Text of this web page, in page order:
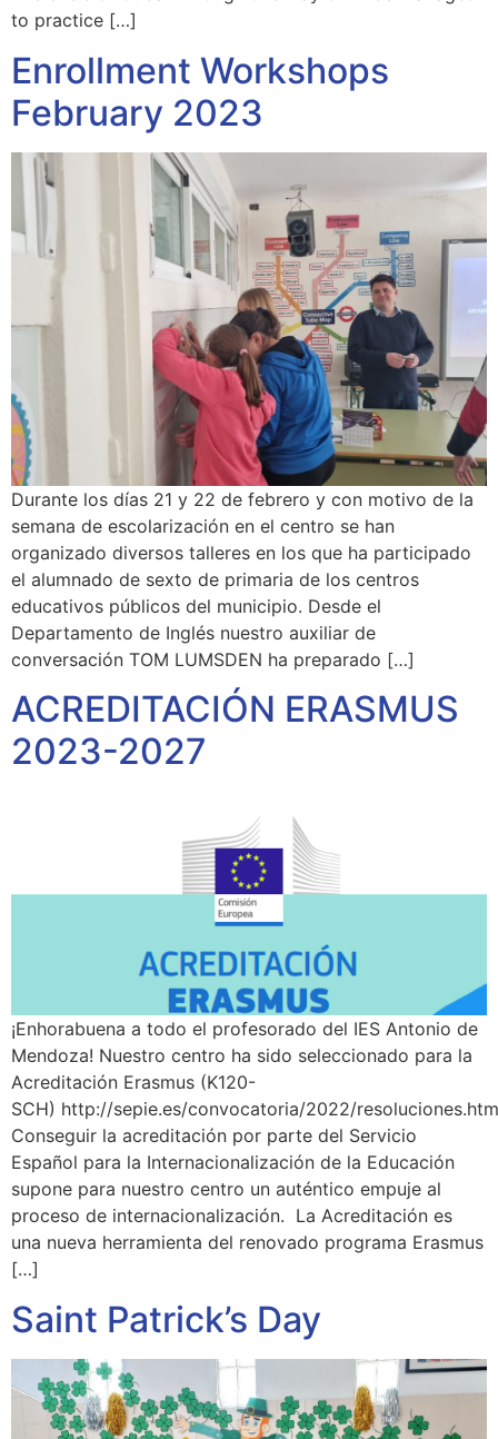
to practice […]
Enrollment Workshops
February 2023
Durante los días 21 y 22 de febrero y con motivo de la
semana de escolarización en el centro se han
organizado diversos talleres en los que ha participado
el alumnado de sexto de primaria de los centros
educativos públicos del municipio. Desde el
Departamento de Inglés nuestro auxiliar de
conversación TOM LUMSDEN ha preparado […]
ACREDITACIÓN ERASMUS
2023-2027
¡Enhorabuena a todo el profesorado del IES Antonio de
Mendoza! Nuestro centro ha sido seleccionado para la
Acreditación Erasmus (K120-
SCH) http://sepie.es/convocatoria/2022/
Conseguir la acreditación por parte del Servicio
Español para la Internacionalización de la Educación
supone para nuestro centro un auténtico empuje al
proceso de internacionalización. La Acreditación es
una nueva herramienta del renovado programa Erasmus
[…]
Saint Patrick’s Day